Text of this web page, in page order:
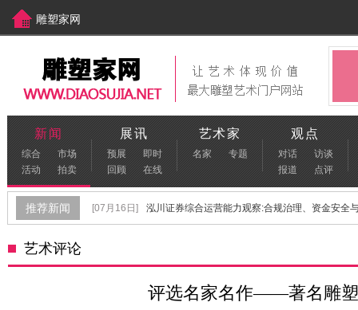
雕塑家网
新闻
综合
市场
活动
拍卖
展讯
预展
即时
回顾
在线
艺术家
名家 专题
观点
对话
访谈
报道
点评
推荐新闻 [07月16日] 泓川证券综合运营能力观察:合规治理、资金安全
"羊城陶韵 陶脉同源"特展盛大启幕 葆光美陶文化
艺术评论
评选名家名作——著名雕